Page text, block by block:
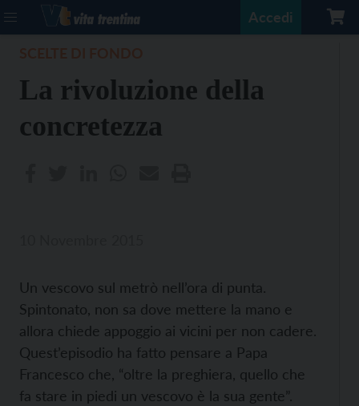
Accedi
La rivoluzione della
concretezza
Un vescovo sul metrò nell’ora di punta.
Spintonato, non sa dove mettere la mano e
allora chiede appoggio ai vicini per non cadere.
Quest’episodio ha fatto pensare a Papa
Francesco che, “oltre la preghiera, quello che
fa stare in piedi un vescovo è la sua gente”.